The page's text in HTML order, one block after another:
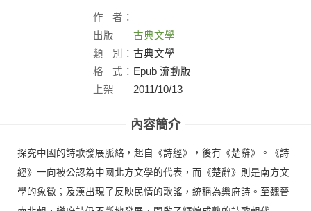
作
者：
出版
社：
古典文學
類
別： 古典文學
格
式： Epub 流動版
上架
2011/10/13
內容簡介
探究中國的詩歌發展脈絡，起自《詩經》，後有《楚辭》。《詩
經》一向被公認為中國北方文學的代表，而《楚辭》則是南方文
學的象徵；及漢出現了反映民情的歌謠，統稱為樂府詩。至魏晉